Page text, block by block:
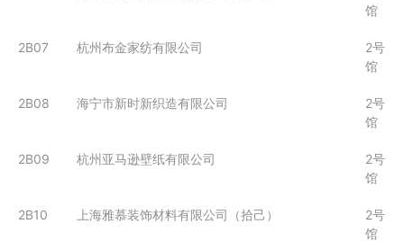
馆
2B07 杭州布金家纺有限公司
2号
馆
2B08 海宁市新时新织造有限公司
2号
馆
2B09 杭州亚马逊壁纸有限公司
2号
馆
2B10 上海雅慕装饰材料有限公司（拾己）
2号
馆